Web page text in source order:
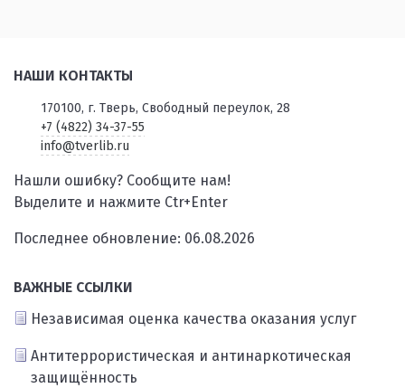
НАШИ КОНТАКТЫ
170100, г. Тверь, Свободный переулок, 28
+7 (4822) 34-37-55
info@tverlib.ru
Нашли ошибку? Сообщите нам!
Выделите и нажмите Ctr+Enter
Последнее обновление: 06.08.2026
ВАЖНЫЕ ССЫЛКИ
Независимая оценка качества оказания услуг
Антитеррористическая и антинаркотическая
защищённость